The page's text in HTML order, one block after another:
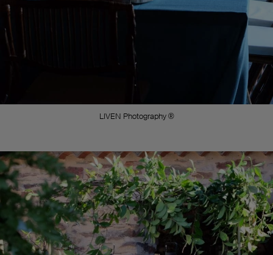
LIVEN Photography ®